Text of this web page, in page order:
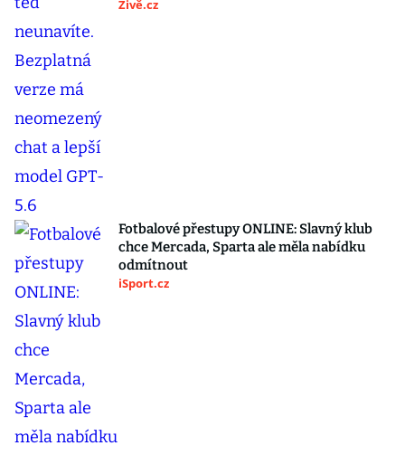
Živě.cz
Fotbalové přestupy ONLINE: Slavný klub
chce Mercada, Sparta ale měla nabídku
odmítnout
iSport.cz